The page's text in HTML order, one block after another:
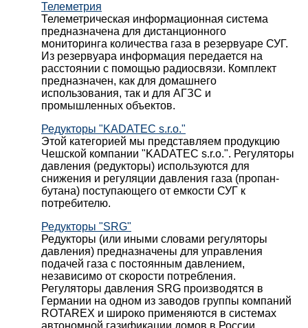
Телеметрия
Телеметрическая информационная система
предназначена для дистанционного
мониторинга количества газа в резервуаре СУГ.
Из резервуара информация передается на
расстоянии с помощью радиосвязи. Комплект
предназначен, как для домашнего
использования, так и для АГЗС и
промышленных объектов.
Редукторы "KADATEC s.r.o."
Этой категорией мы представляем продукцию
Чешской компании "KADATEC s.r.o.". Регуляторы
давления (редукторы) используются для
снижения и регуляции давления газа (пропан-
бутана) поступающего от емкости СУГ к
потребителю.
Редукторы "SRG"
Редукторы (или иными словами регуляторы
давления) предназначены для управления
подачей газа с постоянным давлением,
независимо от скорости потребления.
Регуляторы давления SRG производятся в
Германии на одном из заводов группы компаний
ROTAREX и широко применяются в системах